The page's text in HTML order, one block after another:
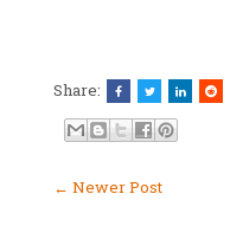
Share:
← Newer Post